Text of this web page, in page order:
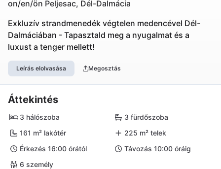
on/en/ön Peljesac, Dél-Dalmácia
Exkluzív strandmenedék végtelen medencével Dél-
Dalmáciában - Tapasztald meg a nyugalmat és a
luxust a tenger mellett!
Leírás elolvasása Megosztás
Áttekintés
3 hálószoba
3 fürdőszoba
161 m² lakótér
225 m² telek
Érkezés 16:00 órától
Távozás 10:00 óráig
6 személy